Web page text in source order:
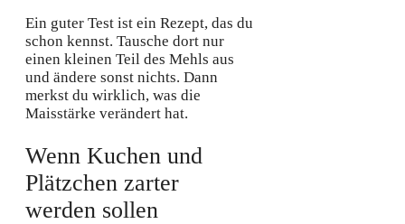
Ein guter Test ist ein Rezept, das du
schon kennst. Tausche dort nur
einen kleinen Teil des Mehls aus
und ändere sonst nichts. Dann
merkst du wirklich, was die
Maisstärke verändert hat.
Wenn Kuchen und
Plätzchen zarter
werden sollen